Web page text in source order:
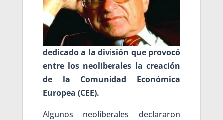
dedicado a la división que provocó
entre los neoliberales la creación
de la Comunidad Económica
Europea (CEE).
Algunos neoliberales declararon